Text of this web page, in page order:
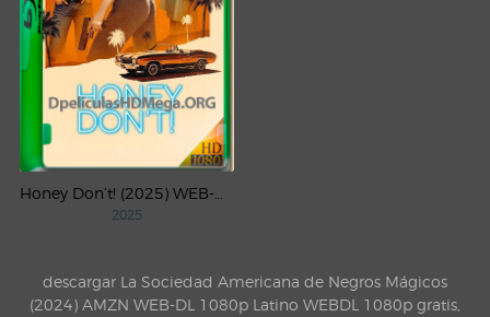
2025
descargar La Sociedad Americana de Negros Mágicos
(2024) AMZN WEB-DL 1080p Latino WEBDL 1080p gratis,